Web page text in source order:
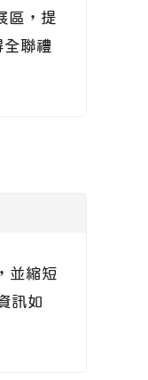
區，提
全聯禮
並縮短
訊如